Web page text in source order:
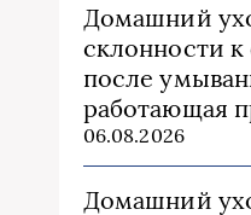
Домашний
склонности к
после
работающая
06.08.2026
Домашний